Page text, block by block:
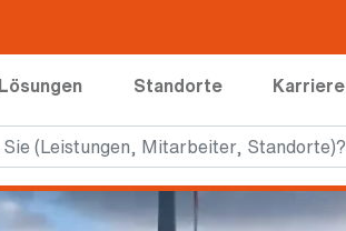
Lösungen Standorte Karriere